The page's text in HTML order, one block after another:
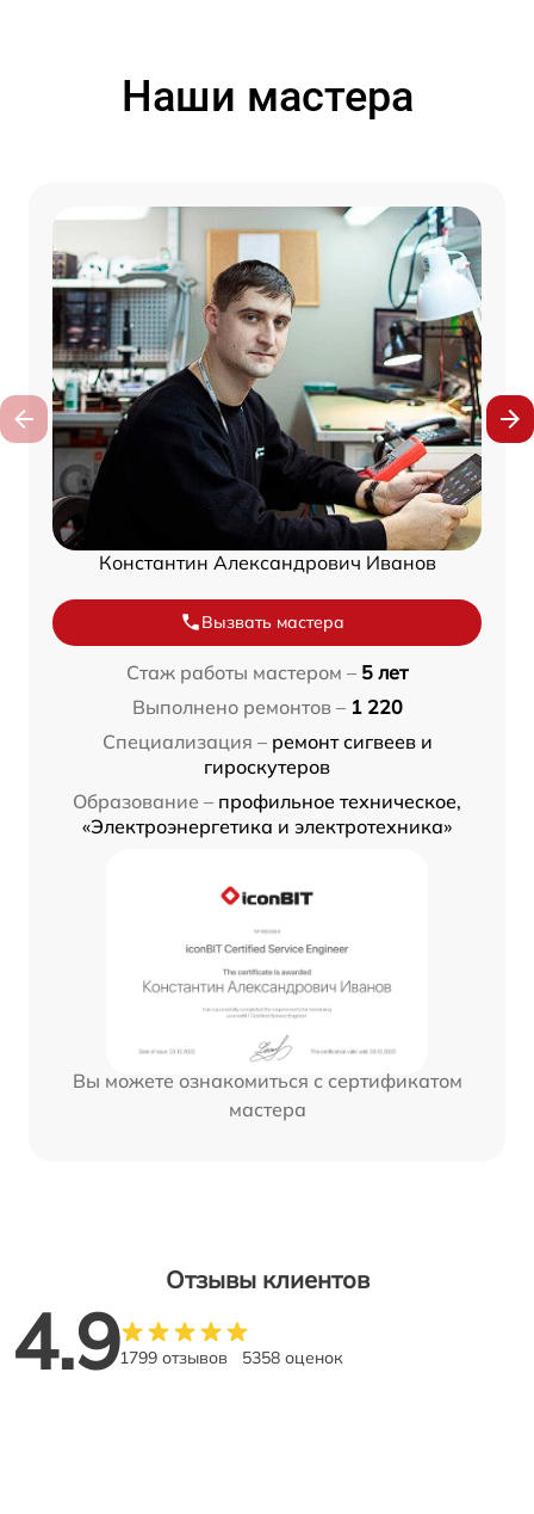
Наши мастера
Константин Александрович Иванов
Вызвать мастера
Стаж работы мастером – 5 лет
Выполнено ремонтов – 1 220
Специализация – ремонт сигвеев и
гироскутеров
Образование – профильное техническое,
«Электроэнергетика и электротехника»
Вы можете ознакомиться с сертификатом
мастера
Отзывы клиентов
4.91799 отзывов 5358 оценок